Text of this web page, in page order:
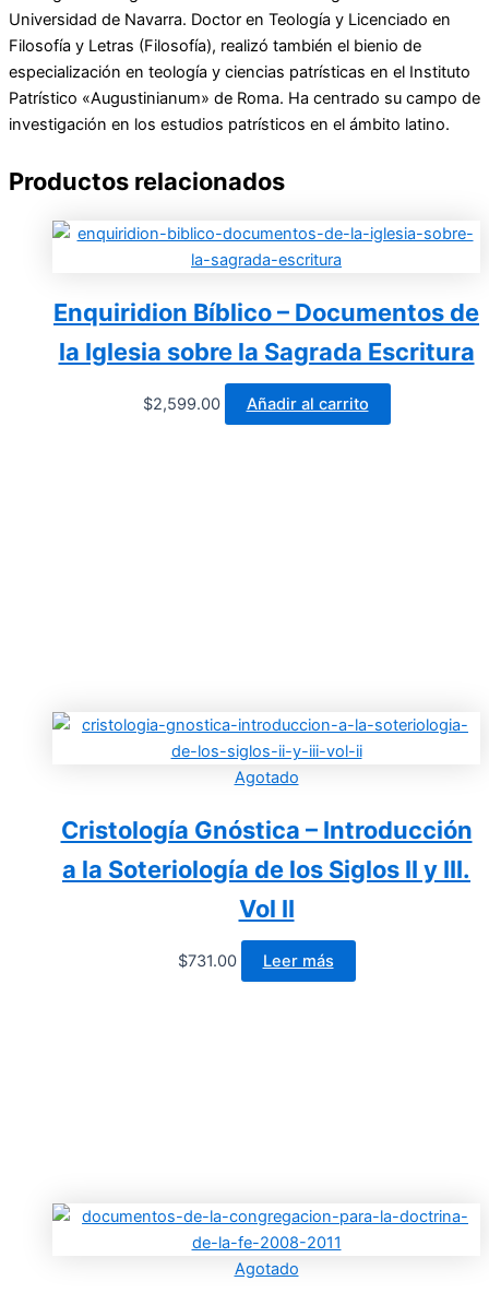
Universidad de Navarra. Doctor en Teología y Licenciado en
Filosofía y Letras (Filosofía), realizó también el bienio de
especialización en teología y ciencias patrísticas en el Instituto
Patrístico «Augustinianum» de Roma. Ha centrado su campo de
investigación en los estudios patrísticos en el ámbito latino.
Productos relacionados
Enquiridion Bíblico – Documentos de
la Iglesia sobre la Sagrada Escritura
$2,599.00 Añadir al carrito
Agotado
Cristología Gnóstica – Introducción
a la Soteriología de los Siglos II y III.
Vol II
$731.00 Leer más
Agotado